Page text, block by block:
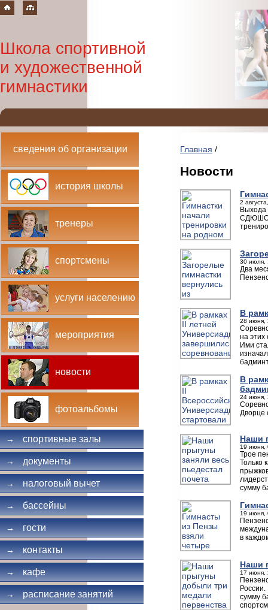
Школа спортивной
и художественной
гимнастики
сведения об организации
история школы
тренеры
спортсмены
услуги населению
мероприятия
новости
фотоальбомы
→ спортивные залы
→ документы
→ налоговый вычет
→ бассейны
→ гости
→ контакты
→ кафе
→ расписание занятий
Главная /
Новости
2
Выхода
СДЮШОР
30 июля,
Два
В
28 июня,
на
Ими
В
24 июня,
Дворце
Наши
19 июня,
Трое
Только
сумму
19 июня,
в
Наши
17 июня,
сумму